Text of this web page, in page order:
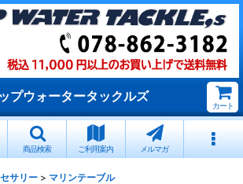
プウォータータックルズ
カート
商品検索 ご利用案内 メルマガ
サリー > マリンテーブル